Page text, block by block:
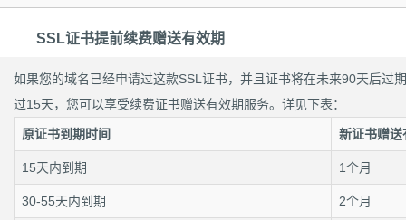
SSL证书提前续费赠送有效期
如果您的域名已经申请过这款SSL证书，并且证书将在未来90天后过
过15天，您可以享受续费证书赠送有效期服务。详见下表：
原证书到期时间 新证书赠送
15天内到期 1个月
30-55天内到期 2个月